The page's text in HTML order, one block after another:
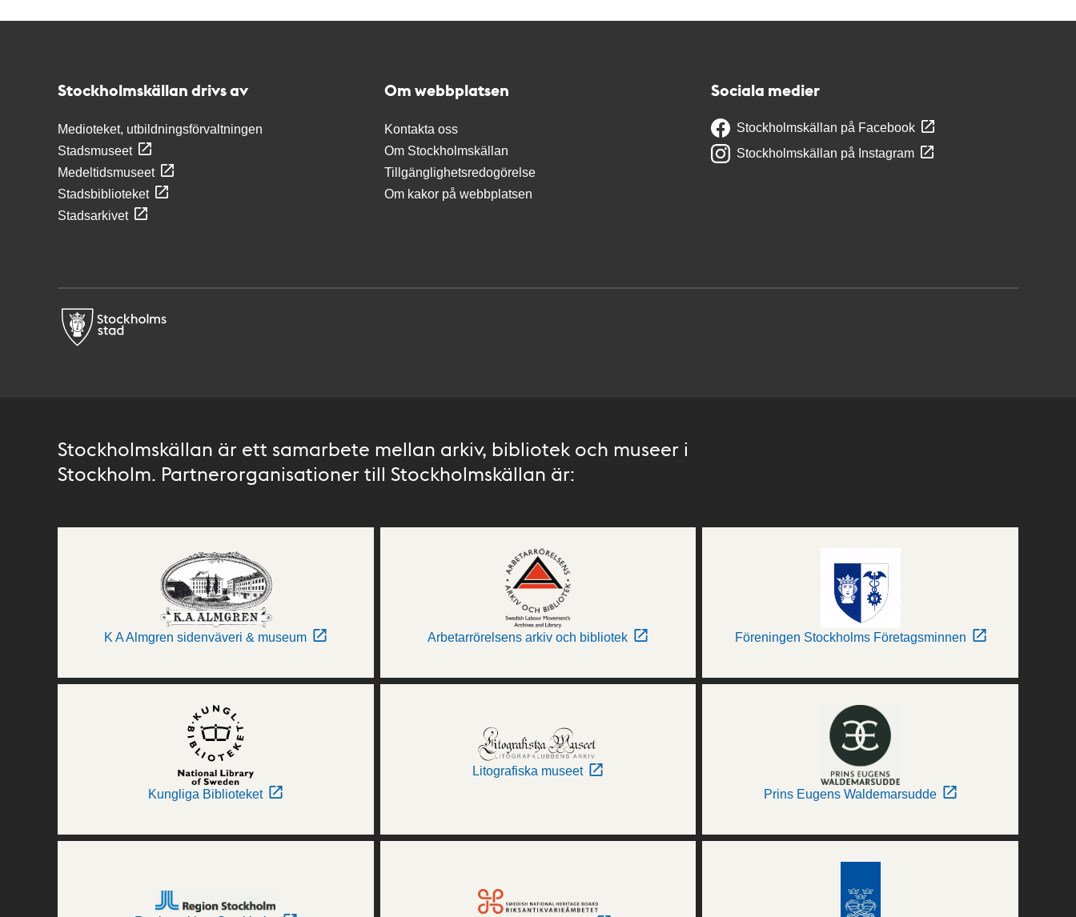
Stockholmskällan drivs av
Medioteket, utbildningsförvaltningen
Stadsmuseet
Medeltidsmuseet
Stadsbiblioteket
Stadsarkivet
Om webbplatsen
Kontakta oss
Om Stockholmskällan
Tillgänglighetsredogörelse
Om kakor på webbplatsen
Sociala medier
Stockholmskällan på Facebook
Stockholmskällan på Instagram
Stockholmskällan är ett samarbete mellan arkiv, bibliotek och museer i
Stockholm. Partnerorganisationer till Stockholmskällan är:
K A Almgren sidenväveri & museum Arbetarrörelsens arkiv och bibliotek Föreningen Stockholms Företagsminnen
Kungliga Biblioteket
Litografiska museet
Prins Eugens Waldemarsudde